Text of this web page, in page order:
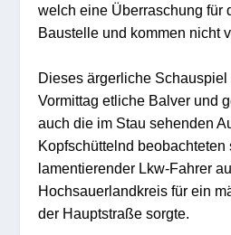
welch eine Überraschung für
Baustelle und kommen nicht
Dieses ärgerliche
Vormittag etliche Balver und
auch die im Stau sehenden
Kopfschüttelnd beobachteten
lamentierender Lkw-Fahrer
Hochsauerlandkreis für ein
der Hauptstraße sorgte.